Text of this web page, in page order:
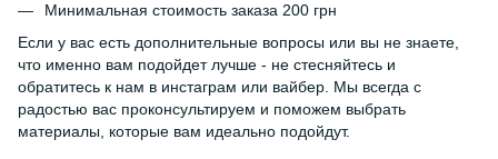
Минимальная стоимость заказа 200 грн
Если у вас есть дополнительные вопросы или вы не знаете,
что именно вам подойдет лучше - не стесняйтесь и
обратитесь к нам в инстаграм или вайбер. Мы всегда с
радостью вас проконсультируем и поможем выбрать
материалы, которые вам идеально подойдут.